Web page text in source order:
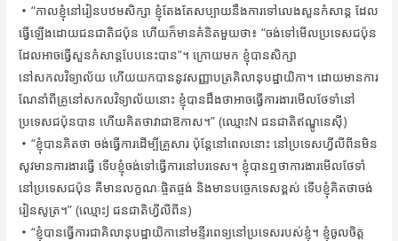
・“កាលខ្ញុំនៅរៀនបឋមសិក្សា ខ្ញុំតែងតែសប្បាយនឹងការទៅលេងសួនកំសាន្ត ដែល
ធ្វើឡើងដោយជនជាតិជប៉ុន ហើយក៏មានគំនិតមួយថា៖ “ចង់ទៅមើលប្រទេសជប៉ុន
ដែលអាចធ្វើសួនកំសាន្តបែបនេះបាន”។ ក្រោយមក ខ្ញុំបានសិក្សា
នៅសកលវិទ្យាល័យ ហើយយកបាននូវសញ្ញាបត្រគិលានុបដ្ឋាយិកា។ ដោយមានការ
ណែនាំពីគ្រូនៅសកលវិទ្យាល័យនោះ ខ្ញុំបានដឹងថាអាចធ្វើការងារមើលថែទាំនៅ
ប្រទេសជប៉ុនបាន ហើយគិតថាវាជាឱកាស។” (ឈ្មោះN ជនជាតិឥណ្ឌូនេស៊ី)
・“ខ្ញុំបានគិតថា ចង់ធ្វើការដើម្បីគ្រួសារ ប៉ុន្តែនៅពេលនោះ នៅប្រទេសហ្វីលីពីនមិន
សូវមានការងារធ្វើ ទើបខ្ញុំចង់ទៅធ្វើការនៅបរទេស។ ខ្ញុំបានឮថាការងារមើលថែទាំ
នៅប្រទេសជប៉ុន គឺមានលក្ខណៈផ្ចិតផ្ចង់ និងមានបច្ចេកទេសខ្ពស់ ទើបខ្ញុំគិតថាចង់
រៀនសូត្រ។” (ឈ្មោះJ ជនជាតិហ្វីលីពីន)
・“ខ្ញុំបានធ្វើការជាគិលានុបដ្ឋាយិកានៅមន្ទីរពេទ្យនៅប្រទេសរបស់ខ្ញុំ។ ខ្ញុំចូលចិត្ត